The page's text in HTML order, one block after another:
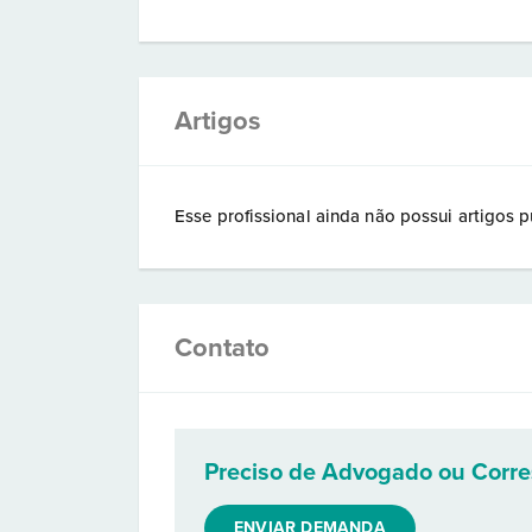
Artigos
Esse profissional ainda não possui artigos
Contato
Preciso de Advogado ou
ENVIAR DEMANDA